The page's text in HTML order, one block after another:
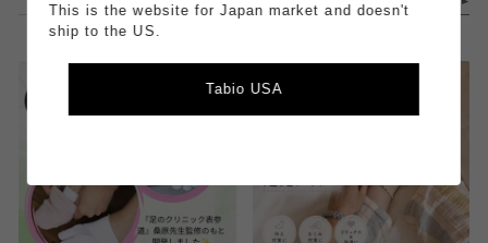
This is the website for Japan market and doesn't
ship to the US.
Tabio USA